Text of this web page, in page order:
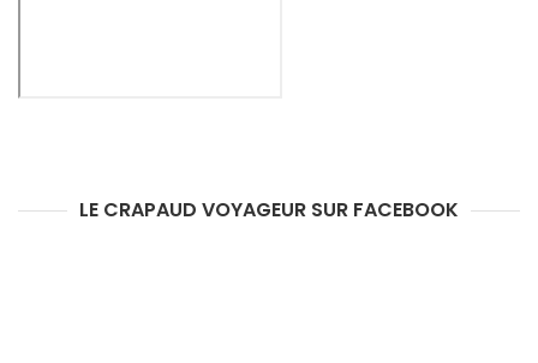
LE CRAPAUD VOYAGEUR SUR FACEBOOK